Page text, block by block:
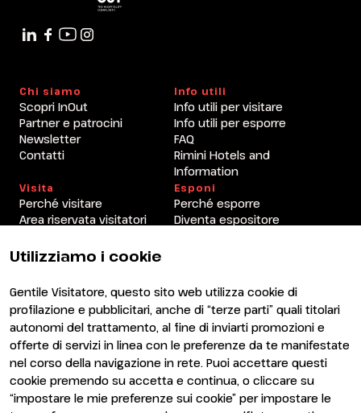
A cura di:
Utilizziamo i cookie
Gentile Visitatore, questo sito web utilizza cookie di
profilazione e pubblicitari, anche di “terze parti” quali titolari
autonomi del trattamento, al fine di inviarti promozioni e
offerte di servizi in linea con le preferenze da te manifestate
nel corso della navigazione in rete. Puoi accettare questi
cookie premendo su accetta e continua, o cliccare su
“impostare le mie preferenze sui cookie” per impostare le
Chi siamo
Scopri InOut
Partner e patrocini
Newsletter
Contatti
Info utili
Info utili per visitare
Info utili per esporre
FAQ
Rimini Hotels and
Information
Visita
Perché visitare
Area riservata visitatori
Esponi
Perché esporre
Diventa espositore
ENTI CERTIFICATORI